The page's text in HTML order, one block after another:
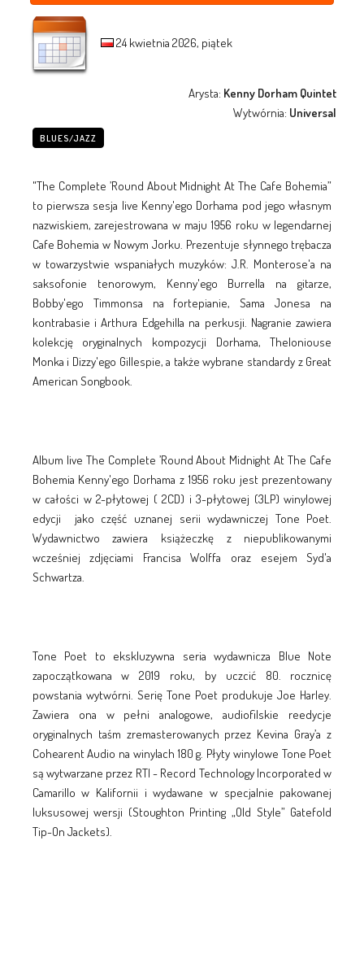
24 kwietnia 2026, piątek
Arysta: Kenny Dorham Quintet
Wytwórnia: Universal
BLUES/JAZZ
"The Complete ’Round About Midnight At The Cafe Bohemia”
to pierwsza sesja live Kenny'ego Dorhama pod jego własnym
nazwiskiem, zarejestrowana w maju 1956 roku w legendarnej
Cafe Bohemia w Nowym Jorku. Prezentuje słynnego trębacza
w towarzystwie wspaniałych muzyków: J.R. Monterose'a na
saksofonie tenorowym, Kenny'ego Burrella na gitarze,
Bobby'ego Timmonsa na fortepianie, Sama Jonesa na
kontrabasie i Arthura Edgehilla na perkusji. Nagranie zawiera
kolekcję oryginalnych kompozycji Dorhama, Theloniouse
Monka i Dizzy'ego Gillespie, a także wybrane standardy z Great
American Songbook.
Album live The Complete ’Round About Midnight At The Cafe
Bohemia Kenny'ego Dorhama z 1956 roku jest prezentowany
w całości w 2-płytowej ( 2CD) i 3-płytowej (3LP) winylowej
edycji jako część uznanej serii wydawniczej Tone Poet.
Wydawnictwo zawiera książeczkę z niepublikowanymi
wcześniej zdjęciami Francisa Wolffa oraz esejem Syd'a
Schwartza.
Tone Poet to ekskluzywna seria wydawnicza Blue Note
zapoczątkowana w 2019 roku, by uczcić 80. rocznicę
powstania wytwórni. Serię Tone Poet produkuje Joe Harley.
Zawiera ona w pełni analogowe, audiofilskie reedycje
oryginalnych taśm zremasterowanych przez Kevina Gray’a z
Cohearent Audio na winylach 180 g. Płyty winylowe Tone Poet
są wytwarzane przez RTI - Record Technology Incorporated w
Camarillo w Kalifornii i wydawane w specjalnie pakowanej
luksusowej wersji (Stoughton Printing „Old Style” Gatefold
Tip-On Jackets).